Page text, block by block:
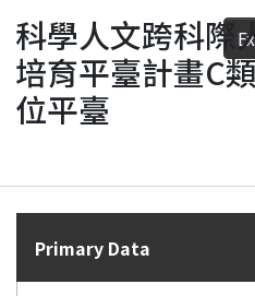
Fundings & Projects
Researchers
Statistics
科學人文跨科際
培育平臺計畫C
位平臺
Primary Data